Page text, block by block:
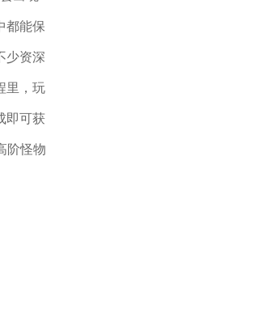
都能保
少资深
里，玩
即可获
阶怪物